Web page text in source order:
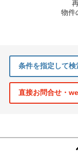
物件
条件を指定して検
直接お問合せ・